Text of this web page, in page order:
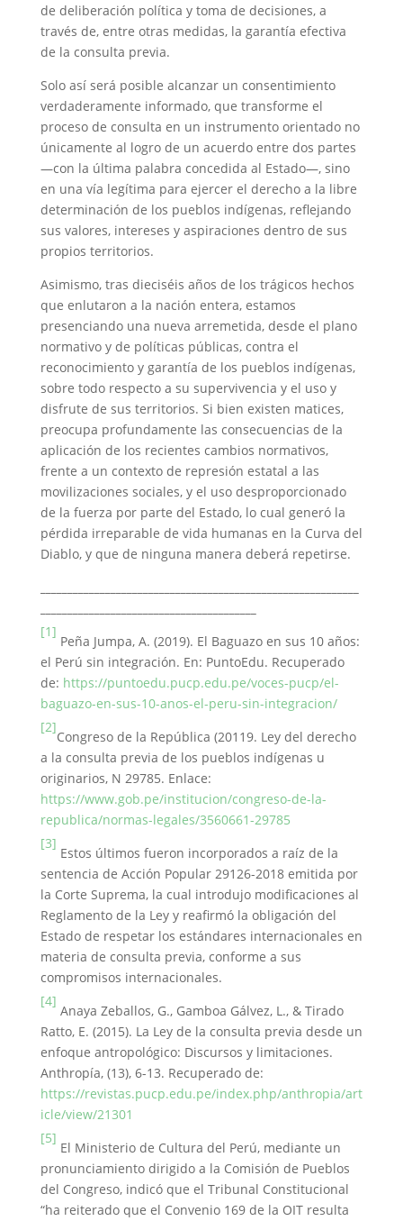
de deliberación política y toma de decisiones, a
través de, entre otras medidas, la garantía efectiva
de la consulta previa.
Solo así será posible alcanzar un consentimiento
verdaderamente informado, que transforme el
proceso de consulta en un instrumento orientado no
únicamente al logro de un acuerdo entre dos partes
—con la última palabra concedida al Estado—, sino
en una vía legítima para ejercer el derecho a la libre
determinación de los pueblos indígenas, reflejando
sus valores, intereses y aspiraciones dentro de sus
propios territorios.
Asimismo, tras dieciséis años de los trágicos hechos
que enlutaron a la nación entera, estamos
presenciando una nueva arremetida, desde el plano
normativo y de políticas públicas, contra el
reconocimiento y garantía de los pueblos indígenas,
sobre todo respecto a su supervivencia y el uso y
disfrute de sus territorios. Si bien existen matices,
preocupa profundamente las consecuencias de la
aplicación de los recientes cambios normativos,
frente a un contexto de represión estatal a las
movilizaciones sociales, y el uso desproporcionado
de la fuerza por parte del Estado, lo cual generó la
pérdida irreparable de vida humanas en la Curva del
Diablo, y que de ninguna manera deberá repetirse.
[1]
Peña Jumpa, A. (2019). El Baguazo en sus 10 años:
el Perú sin integración. En: PuntoEdu. Recuperado
de: https://puntoedu.pucp.edu.pe/voces-pucp/el-
baguazo-en-sus-10-anos-el-peru-sin-integracion/
[2]
Congreso de la República (20119. Ley del derecho
a la consulta previa de los pueblos indígenas u
originarios, N 29785. Enlace:
https://www.gob.pe/institucion/congreso-de-la-
republica/normas-legales/3560661-29785
[3]
Estos últimos fueron incorporados a raíz de la
sentencia de Acción Popular 29126-2018 emitida por
la Corte Suprema, la cual introdujo modificaciones al
Reglamento de la Ley y reafirmó la obligación del
Estado de respetar los estándares internacionales en
materia de consulta previa, conforme a sus
compromisos internacionales.
[4]
Anaya Zeballos, G., Gamboa Gálvez, L., & Tirado
Ratto, E. (2015). La Ley de la consulta previa desde un
enfoque antropológico: Discursos y limitaciones.
Anthropía, (13), 6-13. Recuperado de:
https://revistas.pucp.edu.pe/index.php/anthropia/art
icle/view/21301
[5]
El Ministerio de Cultura del Perú, mediante un
pronunciamiento dirigido a la Comisión de Pueblos
del Congreso, indicó que el Tribunal Constitucional
“ha reiterado que el Convenio 169 de la OIT resulta